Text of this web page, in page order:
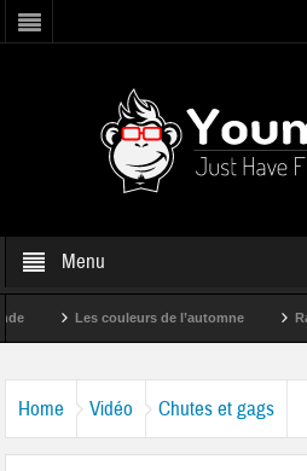
Menu
Les couleurs de l’automne
Home Vidéo Chutes et gags